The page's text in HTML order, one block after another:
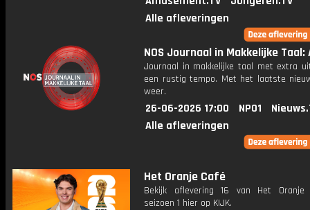
Alle afleveringen
NOS Journaal in Makkelijke Taal:
Journaal in makkelijke taal met extra
een rustig tempo. Met het laatste
weer.
26-06-2026 17:00 NPO1
Alle afleveringen
Het Oranje Café
Bekijk aflevering 16 van Het
seizoen 1 hier op KIJK.